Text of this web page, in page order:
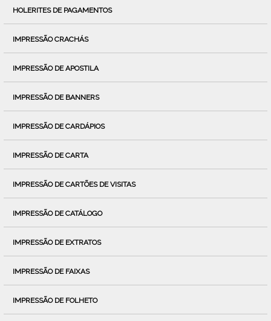
HOLERITES DE PAGAMENTOS
IMPRESSÃO CRACHÁS
IMPRESSÃO DE APOSTILA
IMPRESSÃO DE BANNERS
IMPRESSÃO DE CARDÁPIOS
IMPRESSÃO DE CARTA
IMPRESSÃO DE CARTÕES DE VISITAS
IMPRESSÃO DE CATÁLOGO
IMPRESSÃO DE EXTRATOS
IMPRESSÃO DE FAIXAS
IMPRESSÃO DE FOLHETO